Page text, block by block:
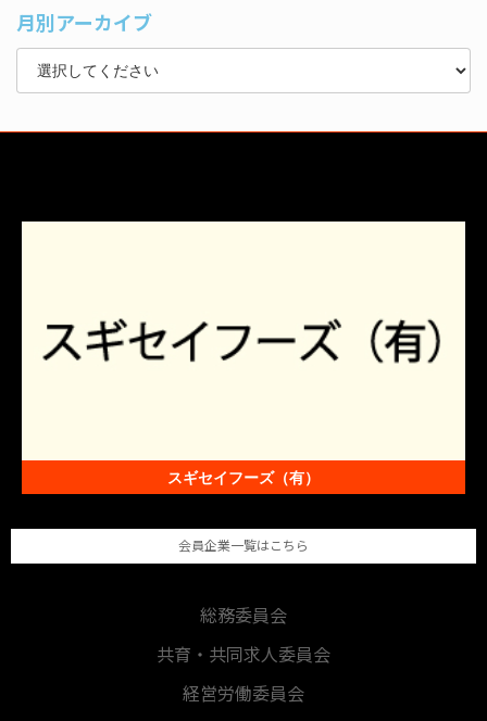
月別アーカイブ
スギセイフーズ（有）
会員企業一覧はこちら
総務委員会
共育・共同求人委員会
経営労働委員会